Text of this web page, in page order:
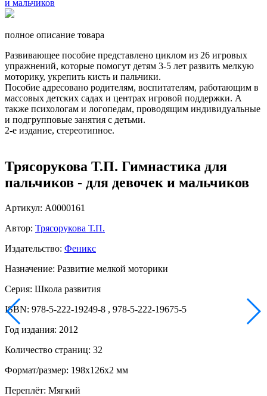
полное описание товара
Развивающее пособие представлено циклом из 26 игровых
упражнений, которые помогут детям 3-5 лет развить мелкую
моторику, укрепить кисть и пальчики.
Пособие адресовано родителям, воспитателям, работающим в
массовых детских садах и центрах игровой поддержки. А
также психологам и логопедам, проводящим индивидуальные
и подгрупповые занятия с детьми.
2-е издание, стереотипное.
Трясорукова Т.П. Гимнастика для
пальчиков - для девочек и мальчиков
Артикул: А0000161
Автор: Трясорукова Т.П.
Издательство: Феникс
Назначение: Развитие мелкой моторики
Серия: Школа развития
ISBN: 978-5-222-19249-8 , 978-5-222-19675-5
Год издания: 2012
Количество страниц: 32
Формат/размер: 198x126x2 мм
Переплёт: Мягкий